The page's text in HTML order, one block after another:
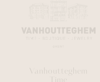
Vanhoutteghem